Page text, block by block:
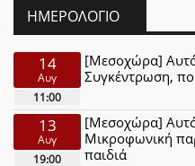
ΗΜΕΡΟΛΌΓΙΟ
14
Αυγ
11:00
[Μεσοχώρα]
Συγκέντρωση,
13
Αυγ
19:00
[Μεσοχώρα]
Μικροφωνική
παιδιά